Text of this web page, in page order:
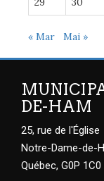
« Mar Mai »
DE-HAM
25, rue de l'Église
Notre-Dame-de-
Québec, G0P 1C0